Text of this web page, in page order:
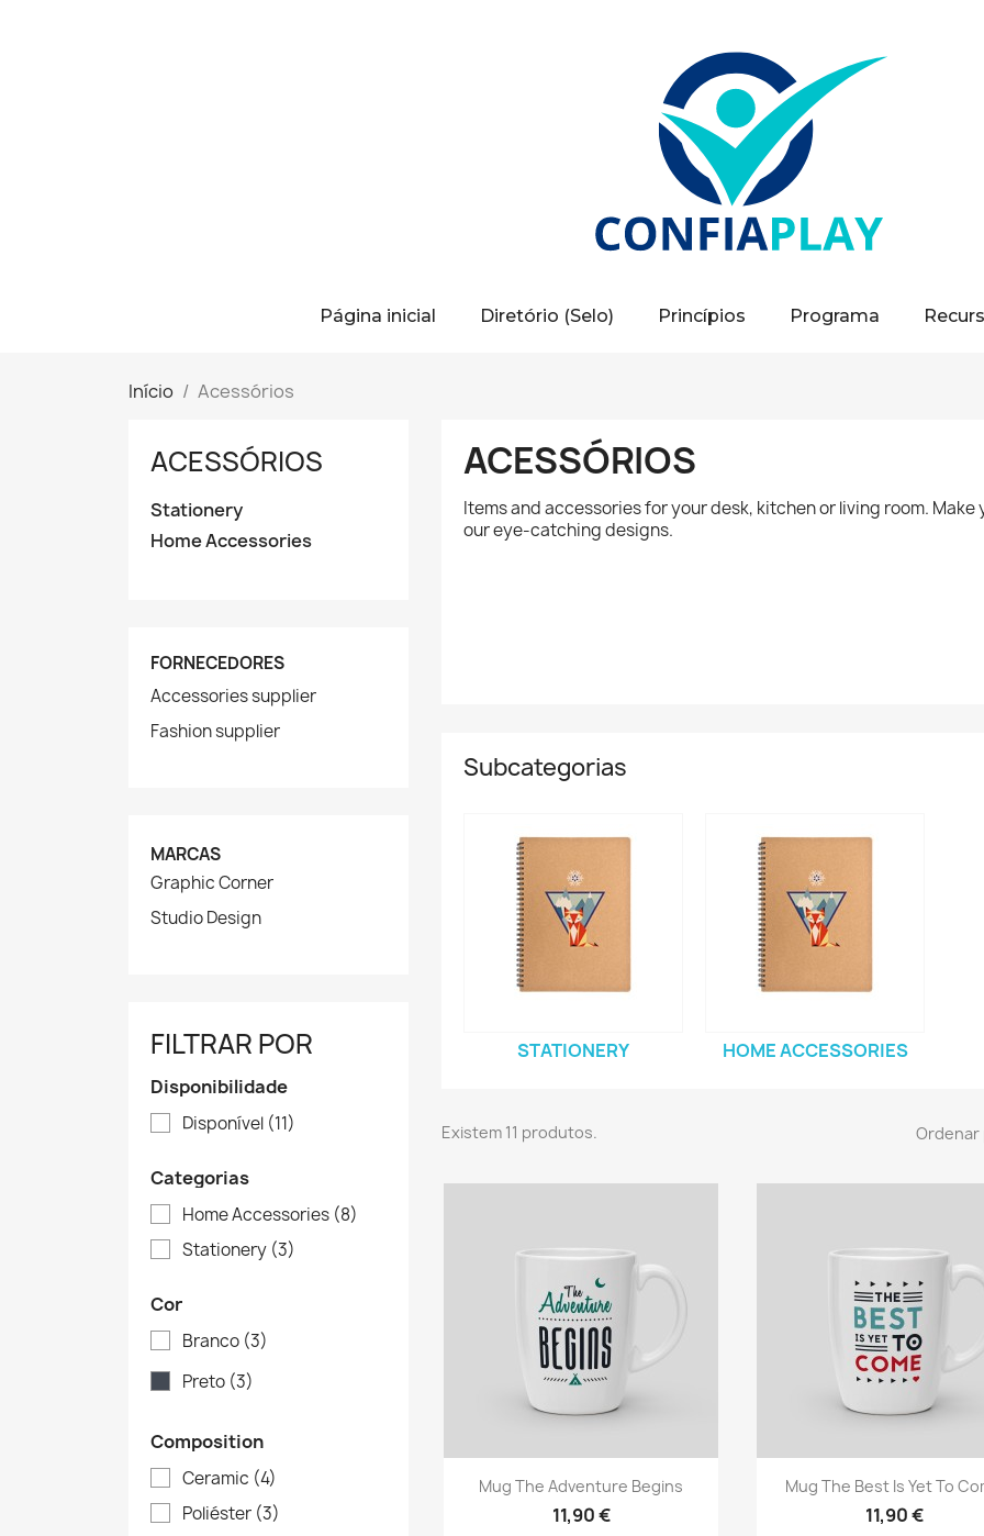
Página inicial Diretório (Selo) Princípios Programa
Início Acessórios
ACESSÓRIOS
Stationery
Home Accessories
FORNECEDORES
Accessories supplier
Fashion supplier
MARCAS
Graphic Corner
Studio Design
FILTRAR POR
Disponibilidade
Disponível (11)
Categorias
Home Accessories (8)
Stationery (3)
Cor
Branco (3)
Preto (3)
Composition
Ceramic (4)
Poliéster (3)
ACESSÓRIOS
Items and accessories for your desk, kitchen or living room. Make
our eye-catching designs.
Subcategorias
STATIONERY HOME ACCESSORIES
Existem 11 produtos. Ordenar
Vista rápida
Mug The Adventure Begins
11,90 €
Vista rápida
Mug The Best Is Yet To
11,90 €